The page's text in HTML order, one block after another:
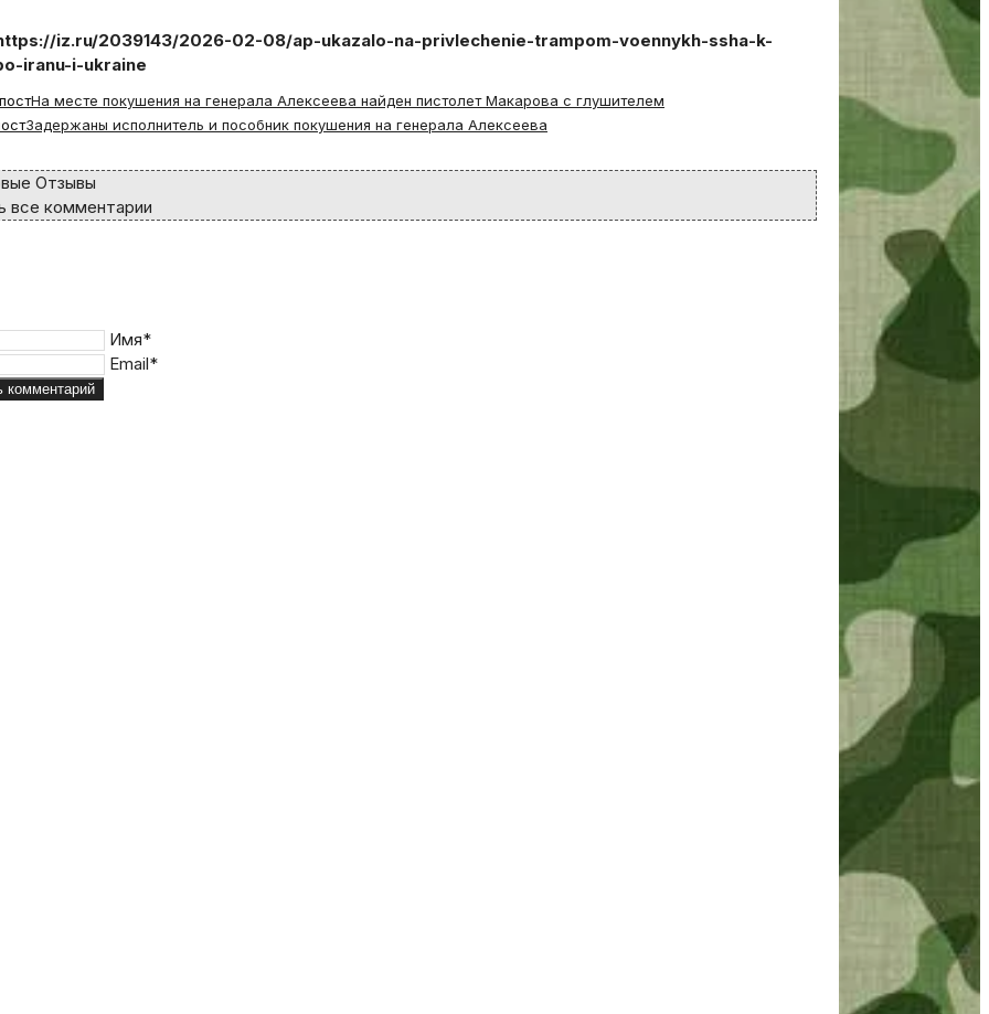
iz.ru/2039143/2026-02-08/ap-ukazalo-na-privlechenie-trampom-voennykh-ssha-k-
iranu-i-ukraine
На месте покушения на генерала Алексеева найден пистолет Макарова с глушителем
Задержаны исполнитель и пособник покушения на генерала Алексеева
Отзывы
все комментарии
Имя*
Email*